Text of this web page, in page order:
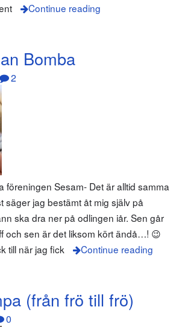
Continue reading
Bomba
2
föreningen Sesam- Det är alltid samma
jag bestämt åt mig själv på
ska dra ner på odlingen iår. Sen går
och sen är det liksom kört ändå…! 😉
till när jag fick
Continue reading
(från frö till frö)
0